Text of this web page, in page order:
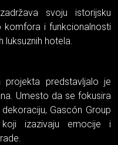
svoju istorijsku
komfora i funkcionalnosti
luksuznih hotela.
projekta predstavljalo je
Umesto da se fokusira
Gascón Group
izazivaju emocije i